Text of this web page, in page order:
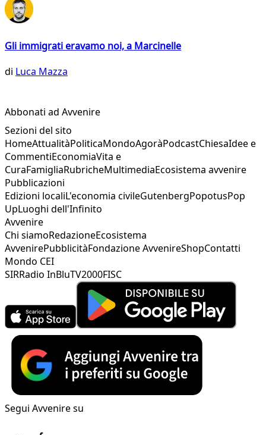
Gli immigrati eravamo noi, a Marcinelle
di Luca Mazza
Abbonati ad Avvenire
Sezioni del sito
HomeAttualitàPoliticaMondoAgoràPodcastChiesaIdee e
CommentiEconomiaVita e
CuraFamigliaRubricheMultimediaEcosistema avvenire
Pubblicazioni
Edizioni localiL'economia civileGutenbergPopotusPop
UpLuoghi dell'Infinito
Avvenire
Chi siamoRedazioneEcosistema
AvvenirePubblicitàFondazione AvvenireShopContatti
Mondo CEI
SIRRadio InBluTV2000FISC
Segui Avvenire su